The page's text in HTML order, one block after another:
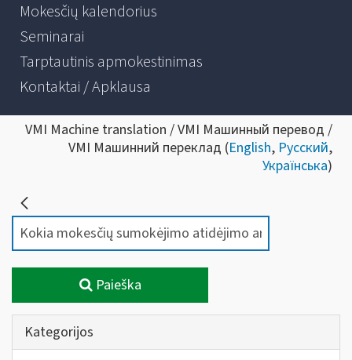
Mokesčių kalendorius
Seminarai
Tarptautinis apmokestinimas
Kontaktai / Apklausa
VMI Machine translation / VMI Машинный перевод /
VMI Машинний переклад (English, Русский,
Українська)
Paieška
Kategorijos